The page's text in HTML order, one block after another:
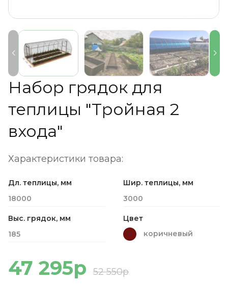
Набор грядок для
теплицы "Тройная 2
входа"
Характеристики товара:
Дл. теплицы, мм
18000
Шир. теплицы, мм
3000
Выс. грядок, мм
185
Цвет
коричневый
47 295р 52 550р